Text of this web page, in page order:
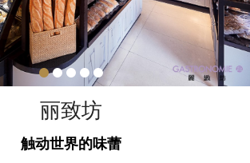
丽致坊
触动世界的味蕾